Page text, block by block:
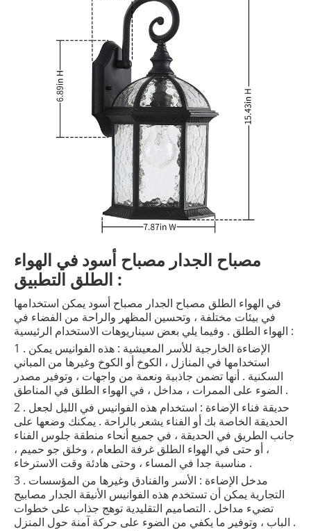
مصباح الجدار مصباح أسود في الهواء
الطلق التطبيق :
في الهواء الطلق مصباح الجدار مصباح أسود يمكن استخدامها
في بيئات مختلفة ، وتحسين المظهر والراحة من الفضاء في
الهواء الطلق . وفيما يلي بعض سيناريوهات الاستخدام الرئيسية :
1 . الإضاءة الخارجية للأسر المعيشية : هذه الفوانيس يمكن
استخدامها في المنازل ، الكوخ أو الكوخ وغيرها من المباني
السكنية . أنها تضمن جاذبية ونعمة من واجهات ، وتوفير مصدر
الضوء على الممرات ، مداخل ، في الهواء الطلق في المناطق .
2 . حديقة فناء الإضاءة : استخدام هذه الفوانيس في الليل لجعل
الحديقة الخاصة بك أو الفناء يشعر بالراحة . يمكنك وضعها على
جانب الطريق في الحديقة ، في جميع أنحاء منطقة جلوس الفناء
، أو حتى في الهواء الطلق غرفة الطعام ، وخلق جو حميم ،
مناسبة جدا في المساء ، وحتى هادئة وقت الاسترخاء .
3 . مدخل الإضاءة : الأسر والفنادق وغيرها من المؤسسات
التجارية يمكن أن تستخدم هذه الفوانيس الأنيقة الجدار مصابيح
تضيء مداخل . التصاميم التقليدية توهج جذاب على خطوات
الباب ، وتوفير ما يكفي من الضوء على حركة آمنة حول المنزل .